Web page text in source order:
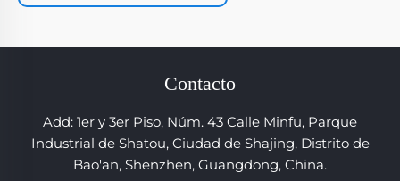
Contacto
Add: 1er y 3er Piso, Núm. 43 Calle Minfu, Parque
Industrial de Shatou, Ciudad de Shajing, Distrito de
Bao'an, Shenzhen, Guangdong, China.